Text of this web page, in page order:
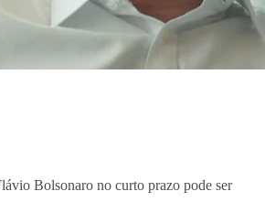
Bolsonaro no curto prazo pode ser